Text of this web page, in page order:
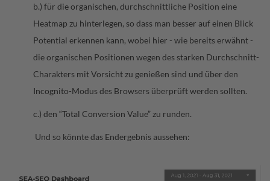
b.) für die organischen, durchschnittliche Position eine
Heatmap zu hinterlegen, so dass man besser auf einen Blick
Potential erkennen kann, wobei hier - wie bereits erwähnt -
die organischen Positionen wegen des starken Durchschnitt-
Charakters mit Vorsicht zu genießen sind und über den
Incognito-Modus des Browsers überprüft werden sollten.
c.) den “Total Conversion Value” zu runden.
Und so könnte das Endergebnis aussehen: